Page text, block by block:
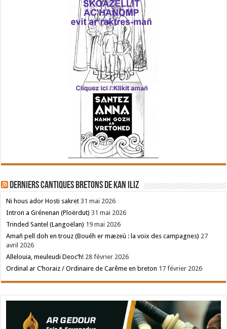
Derniers cantiques bretons de Kan Iliz
Ni hous ador Hosti sakret 31 mai 2026
Intron a Grénenan (Ploërdut) 31 mai 2026
Trinded Santel (Langoëlan) 19 mai 2026
Amañ pell doh en trouz (Bouéh er mæzeù : la voix des campagnes) 27
avril 2026
Allelouia, meuleudi Deoc’h! 28 février 2026
Ordinal ar C’horaiz / Ordinaire de Carême en breton 17 février 2026